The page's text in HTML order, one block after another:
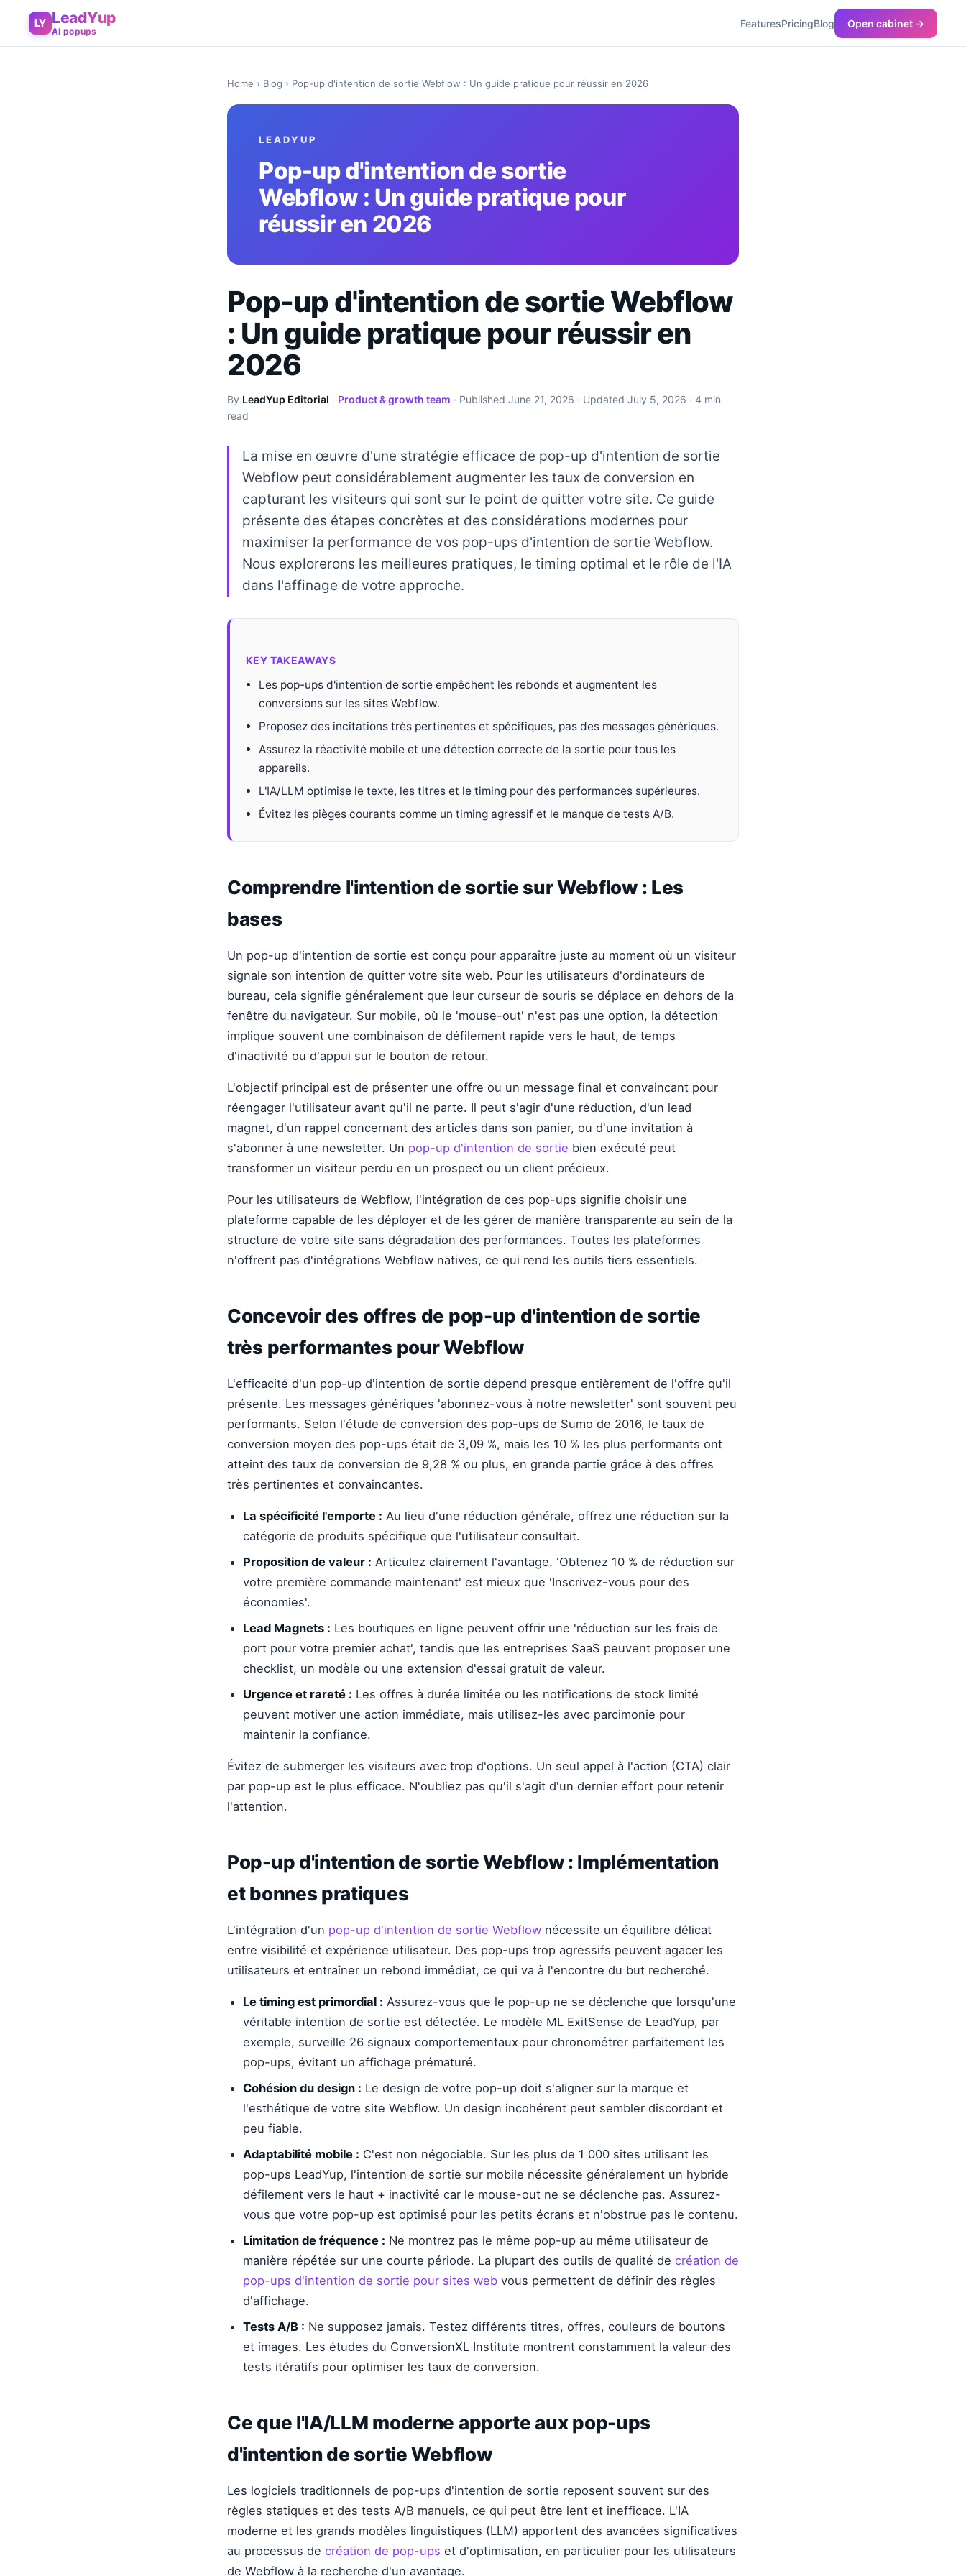
LY LeadYup
AI popups
FeaturesPricingBlog Open cabinet →
Home › Blog › Pop-up d'intention de sortie Webflow : Un guide pratique pour réussir en 2026
LEADYUP
Pop-up d'intention de sortie
Webflow : Un guide pratique pour
réussir en 2026
Pop-up d'intention de sortie Webflow
: Un guide pratique pour réussir en
2026
By LeadYup Editorial · Product & growth team · Published June 21, 2026 · Updated July 5, 2026 · 4 min
read
La mise en œuvre d'une stratégie efficace de pop-up d'intention de sortie
Webflow peut considérablement augmenter les taux de conversion en
capturant les visiteurs qui sont sur le point de quitter votre site. Ce guide
présente des étapes concrètes et des considérations modernes pour
maximiser la performance de vos pop-ups d'intention de sortie Webflow.
Nous explorerons les meilleures pratiques, le timing optimal et le rôle de l'IA
dans l'affinage de votre approche.
KEY TAKEAWAYS
Les pop-ups d'intention de sortie empêchent les rebonds et augmentent les
conversions sur les sites Webflow.
Proposez des incitations très pertinentes et spécifiques, pas des messages génériques.
Assurez la réactivité mobile et une détection correcte de la sortie pour tous les
appareils.
L'IA/LLM optimise le texte, les titres et le timing pour des performances supérieures.
Évitez les pièges courants comme un timing agressif et le manque de tests A/B.
Comprendre l'intention de sortie sur Webflow : Les
bases
Un pop-up d'intention de sortie est conçu pour apparaître juste au moment où un visiteur
signale son intention de quitter votre site web. Pour les utilisateurs d'ordinateurs de
bureau, cela signifie généralement que leur curseur de souris se déplace en dehors de la
fenêtre du navigateur. Sur mobile, où le 'mouse-out' n'est pas une option, la détection
implique souvent une combinaison de défilement rapide vers le haut, de temps
d'inactivité ou d'appui sur le bouton de retour.
L'objectif principal est de présenter une offre ou un message final et convaincant pour
réengager l'utilisateur avant qu'il ne parte. Il peut s'agir d'une réduction, d'un lead
magnet, d'un rappel concernant des articles dans son panier, ou d'une invitation à
s'abonner à une newsletter. Un pop-up d'intention de sortie bien exécuté peut
transformer un visiteur perdu en un prospect ou un client précieux.
Pour les utilisateurs de Webflow, l'intégration de ces pop-ups signifie choisir une
plateforme capable de les déployer et de les gérer de manière transparente au sein de la
structure de votre site sans dégradation des performances. Toutes les plateformes
n'offrent pas d'intégrations Webflow natives, ce qui rend les outils tiers essentiels.
Concevoir des offres de pop-up d'intention de sortie
très performantes pour Webflow
L'efficacité d'un pop-up d'intention de sortie dépend presque entièrement de l'offre qu'il
présente. Les messages génériques 'abonnez-vous à notre newsletter' sont souvent peu
performants. Selon l'étude de conversion des pop-ups de Sumo de 2016, le taux de
conversion moyen des pop-ups était de 3,09 %, mais les 10 % les plus performants ont
atteint des taux de conversion de 9,28 % ou plus, en grande partie grâce à des offres
très pertinentes et convaincantes.
La spécificité l'emporte : Au lieu d'une réduction générale, offrez une réduction sur la
catégorie de produits spécifique que l'utilisateur consultait.
Proposition de valeur : Articulez clairement l'avantage. 'Obtenez 10 % de réduction sur
votre première commande maintenant' est mieux que 'Inscrivez-vous pour des
économies'.
Lead Magnets : Les boutiques en ligne peuvent offrir une 'réduction sur les frais de
port pour votre premier achat', tandis que les entreprises SaaS peuvent proposer une
checklist, un modèle ou une extension d'essai gratuit de valeur.
Urgence et rareté : Les offres à durée limitée ou les notifications de stock limité
peuvent motiver une action immédiate, mais utilisez-les avec parcimonie pour
maintenir la confiance.
Évitez de submerger les visiteurs avec trop d'options. Un seul appel à l'action (CTA) clair
par pop-up est le plus efficace. N'oubliez pas qu'il s'agit d'un dernier effort pour retenir
l'attention.
Pop-up d'intention de sortie Webflow : Implémentation
et bonnes pratiques
L'intégration d'un pop-up d'intention de sortie Webflow nécessite un équilibre délicat
entre visibilité et expérience utilisateur. Des pop-ups trop agressifs peuvent agacer les
utilisateurs et entraîner un rebond immédiat, ce qui va à l'encontre du but recherché.
Le timing est primordial : Assurez-vous que le pop-up ne se déclenche que lorsqu'une
véritable intention de sortie est détectée. Le modèle ML ExitSense de LeadYup, par
exemple, surveille 26 signaux comportementaux pour chronométrer parfaitement les
pop-ups, évitant un affichage prématuré.
Cohésion du design : Le design de votre pop-up doit s'aligner sur la marque et
l'esthétique de votre site Webflow. Un design incohérent peut sembler discordant et
peu fiable.
Adaptabilité mobile : C'est non négociable. Sur les plus de 1 000 sites utilisant les
pop-ups LeadYup, l'intention de sortie sur mobile nécessite généralement un hybride
défilement vers le haut + inactivité car le mouse-out ne se déclenche pas. Assurez-
vous que votre pop-up est optimisé pour les petits écrans et n'obstrue pas le contenu.
Limitation de fréquence : Ne montrez pas le même pop-up au même utilisateur de
manière répétée sur une courte période. La plupart des outils de qualité de création de
pop-ups d'intention de sortie pour sites web vous permettent de définir des règles
d'affichage.
Tests A/B : Ne supposez jamais. Testez différents titres, offres, couleurs de boutons
et images. Les études du ConversionXL Institute montrent constamment la valeur des
tests itératifs pour optimiser les taux de conversion.
Ce que l'IA/LLM moderne apporte aux pop-ups
d'intention de sortie Webflow
Les logiciels traditionnels de pop-ups d'intention de sortie reposent souvent sur des
règles statiques et des tests A/B manuels, ce qui peut être lent et inefficace. L'IA
moderne et les grands modèles linguistiques (LLM) apportent des avancées significatives
au processus de création de pop-ups et d'optimisation, en particulier pour les utilisateurs
de Webflow à la recherche d'un avantage.